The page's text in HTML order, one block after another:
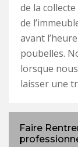
de la
de
avant
poubelles.
lorsque
laisser une
Faire